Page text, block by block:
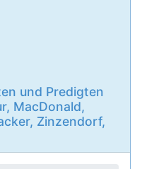
und Predigten
MacDonald,
Zinzendorf,